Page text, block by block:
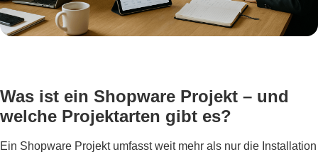
Was ist ein Shopware Projekt – und
welche Projektarten gibt es?
Ein Shopware Projekt umfasst weit mehr als nur die Installation